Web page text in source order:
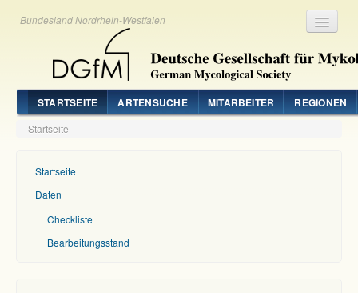
Bundesland Nordrhein-Westfalen
STARTSEITE ARTENSUCHE MITARBEITER REGIONEN
Startseite
Startseite
Daten
Checkliste
Bearbeitungsstand